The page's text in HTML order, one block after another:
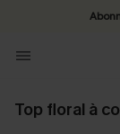
Top floral à